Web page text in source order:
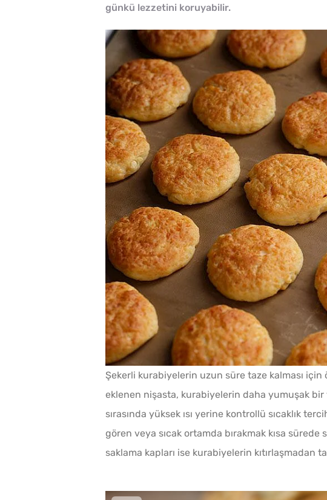
günkü lezzetini koruyabilir.
Ev Yapımı Domates Sosu
Kaç Yıl Dayanır?
Makine Olmadan 5
Dakikada Dondurma
Yapmanın Püf Noktası
Şekerli kurabiyelerin uzun süre taze kalması
eklenen nişasta, kurabiyelerin daha yumuşak bir
sırasında yüksek ısı yerine kontrollü sıcaklık
gören veya sıcak ortamda bırakmak kısa
saklama kapları ise kurabiyelerin kıtırlaşmadan